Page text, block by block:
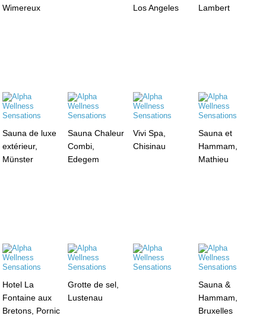
Wimereux
Los Angeles
Lambert
Sauna de luxe
extérieur,
Münster
Sauna Chaleur
Combi,
Edegem
Vivi Spa,
Chisinau
Sauna et
Hammam,
Mathieu
Hotel La
Fontaine aux
Bretons, Pornic
Grotte de sel,
Lustenau
Sauna &
Hammam,
Bruxelles